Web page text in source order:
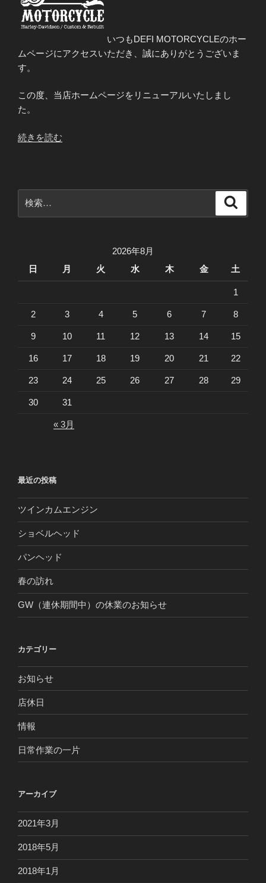
いつもDEFI MOTORCYCLEのホー
ムページにアクセスいただき、誠にありがとうございま
す。
この度、当店ホームページをリニューアルいたしまし
た。
“ホ
ー
ジ
続きを読む
索:
2026年8月
日
月 火 水 木 金 土
1
2 3 4 5 6 7 8
9 10 11 12 13 14 15
16 17 18 19 20 21 22
23 24 25 26 27 28 29
30 31
« 3月
最近の投稿
ツインカムエンジン
ショベルヘッド
パンヘッド
春の訪れ
GW（連休期間中）の休業のお知らせ
カテゴリー
お知らせ
店休日
情報
日常作業の一片
アーカイブ
2021年3月
2018年5月
2018年1月